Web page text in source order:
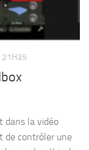
21H35
dans la vidéo
de contrôler une